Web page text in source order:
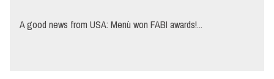
A good news from USA: Menù won FABI awards!...